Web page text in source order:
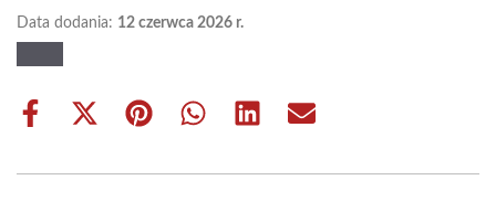
Data dodania: 12 czerwca 2026 r.
Share
Share
(Twitter)
Share Share Share Share